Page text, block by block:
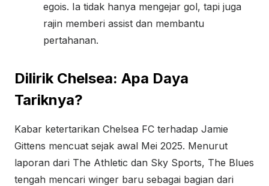
egois. Ia tidak hanya mengejar gol, tapi juga
rajin memberi assist dan membantu
pertahanan.
Dilirik Chelsea: Apa Daya
Tariknya?
Kabar ketertarikan Chelsea FC terhadap Jamie
Gittens mencuat sejak awal Mei 2025. Menurut
laporan dari The Athletic dan Sky Sports, The Blues
tengah mencari winger baru sebagai bagian dari